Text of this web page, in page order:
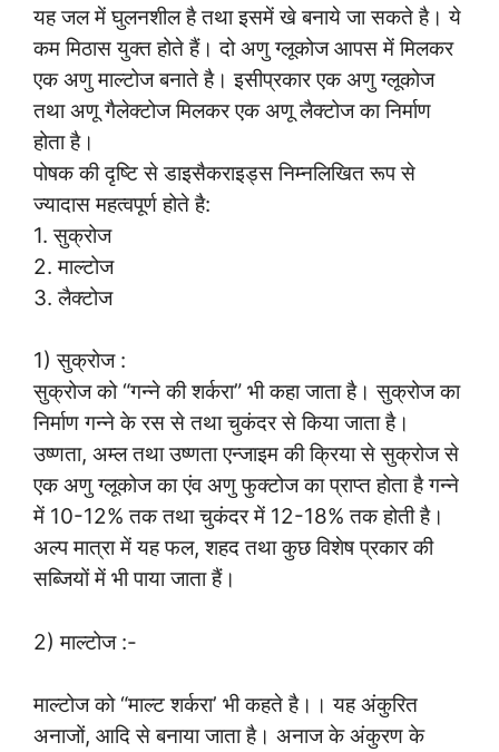
यह जल में घुलनशील है तथा इसमें खे बनाये जा सकते है। ये
कम मिठास युक्त होते हैं। दो अणु ग्लूकोज आपस में मिलकर
एक अणु माल्टोज बनाते है। इसीप्रकार एक अणु ग्लूकोज
तथा अणू गैलेक्टोज मिलकर एक अणू लैक्टोज का निर्माण
होता है।
पोषक की दृष्टि से डाइसैकराइड्स निम्नलिखित रूप से
ज्यादास महत्वपूर्ण होते है:
1. सुक्रोज
2. माल्टोज
3. लैक्टोज
1) सुक्रोज :
सुक्रोज को “गन्ने की शर्करा” भी कहा जाता है। सुक्रोज का
निर्माण गन्ने के रस से तथा चुकंदर से किया जाता है।
उष्णता, अम्ल तथा उष्णता एन्जाइम की क्रिया से सुक्रोज से
एक अणु ग्लूकोज का एंव अणु फुक्टोज का प्राप्त होता है गन्ने
में 10-12% तक तथा चुकंदर में 12-18% तक होती है।
अल्प मात्रा में यह फल, शहद तथा कुछ विशेष प्रकार की
सब्जियों में भी पाया जाता हैं।
2) माल्टोज :-
माल्टोज को “माल्ट शर्करा’ भी कहते है।। यह अंकुरित
अनाजों, आदि से बनाया जाता है। अनाज के अंकुरण के